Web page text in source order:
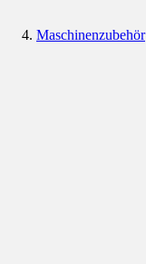
Maschinenzubehör